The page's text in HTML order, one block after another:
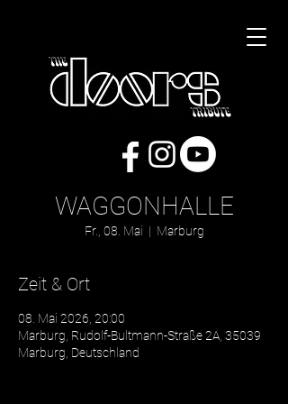
WAGGONHALLE
Fr., 08. Mai
  |
Marburg
Zeit & Ort
08. Mai 2026, 20:00
Marburg, Rudolf-Bultmann-Straße 2A, 35039
Marburg, Deutschland